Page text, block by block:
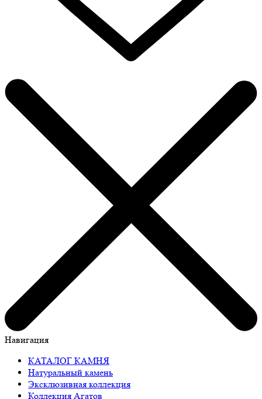
Навигация
КАТАЛОГ КАМНЯ
Натуральный камень
Эксклюзивная коллекция
Коллекция Агатов